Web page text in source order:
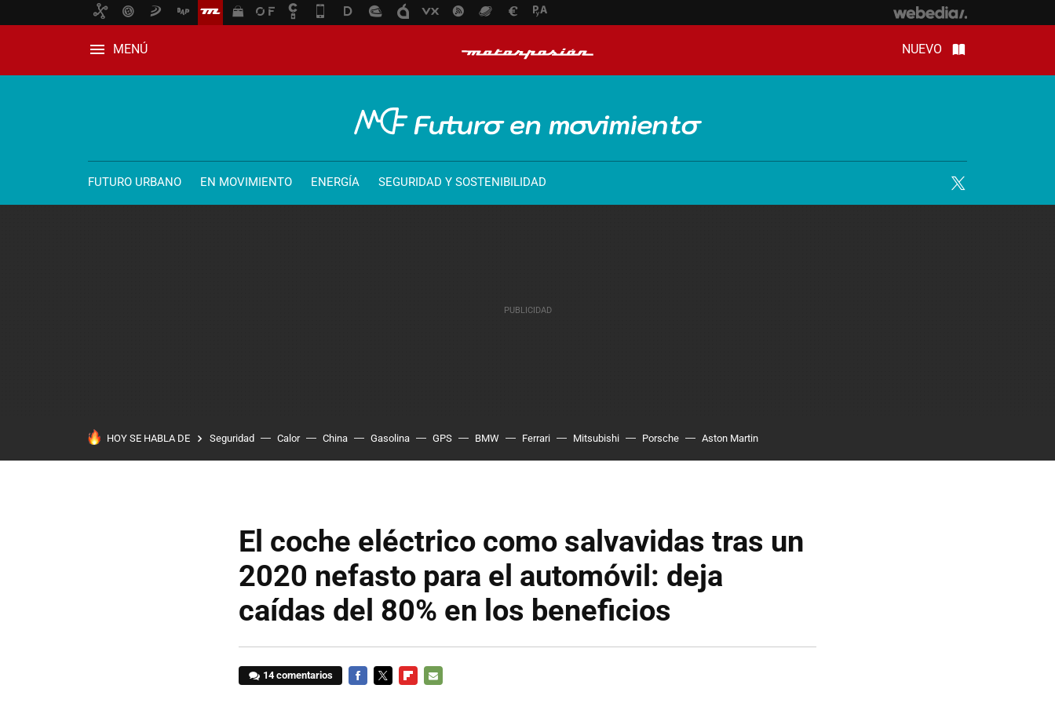
MENÚ NUEVO
FUTURO URBANO EN MOVIMIENTO ENERGÍA SEGURIDAD Y SOSTENIBILIDAD
HOY SE HABLA DE Seguridad Calor China Gasolina GPS BMW Ferrari Mitsubishi Porsche Aston Martin
El coche eléctrico como salvavidas tras un
2020 nefasto para el automóvil: deja
caídas del 80% en los beneficios
14 comentarios